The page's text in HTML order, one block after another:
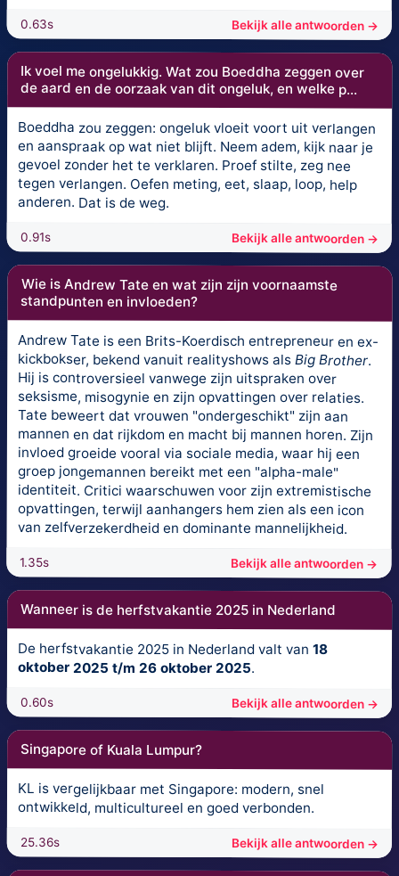
0.63s Bekijk alle antwoorden →
Ik voel me ongelukkig. Wat zou Boeddha zeggen over
de aard en de oorzaak van dit ongeluk, en welke p...
Boeddha zou zeggen: ongeluk vloeit voort uit verlangen
en aanspraak op wat niet blijft. Neem adem, kijk naar je
gevoel zonder het te verklaren. Proef stilte, zeg nee
tegen verlangen. Oefen meting, eet, slaap, loop, help
anderen. Dat is de weg.
0.91s Bekijk alle antwoorden →
Wie is Andrew Tate en wat zijn zijn voornaamste
standpunten en invloeden?
Andrew Tate is een Brits-Koerdisch entrepreneur en ex-
kickbokser, bekend vanuit realityshows alsBig Brother.
Hij is controversieel vanwege zijn uitspraken over
seksisme, misogynie en zijn opvattingen over relaties.
Tate beweert dat vrouwen "ondergeschikt" zijn aan
mannen en dat rijkdom en macht bij mannen horen. Zijn
invloed groeide vooral via sociale media, waar hij een
groep jongemannen bereikt met een "alpha-male"
identiteit. Critici waarschuwen voor zijn extremistische
opvattingen, terwijl aanhangers hem zien als een icon
van zelfverzekerdheid en dominante mannelijkheid.
1.35s Bekijk alle antwoorden →
Wanneer is de herfstvakantie 2025 in Nederland
De herfstvakantie 2025 in Nederland valt van18
oktober 2025 t/m 26 oktober 2025.
0.60s Bekijk alle antwoorden →
Singapore of Kuala Lumpur?
KL is vergelijkbaar met Singapore: modern, snel
ontwikkeld, multicultureel en goed verbonden.
25.36s Bekijk alle antwoorden →